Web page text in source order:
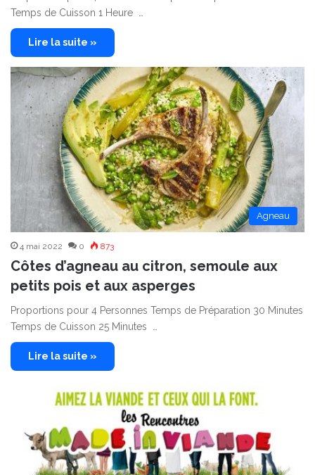
Temps de Cuisson 1 Heure …
Lire la suite »
Agneau
4 mai 2022 0 873
Côtes d’agneau au citron, semoule aux
petits pois et aux asperges
Proportions pour 4 Personnes Temps de Préparation 30 Minutes
Temps de Cuisson 25 Minutes …
Lire la suite »